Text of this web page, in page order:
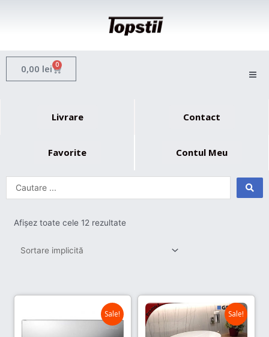
0,00 lei 0 Cart
Livrare Contact
Favorite Contul Meu
Afișez toate cele 12 rezultate
Sale! Sale!